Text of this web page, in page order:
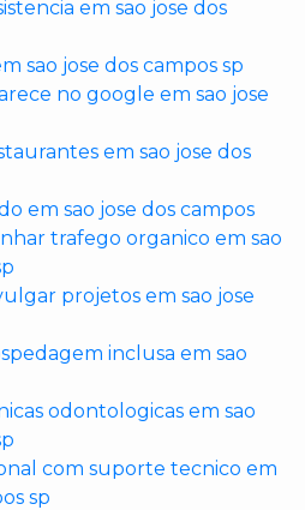
em sao jose dos
sao jose dos campos sp
no google em sao jose
em sao jose dos
em sao jose dos campos
trafego organico em sao
projetos em sao jose
inclusa em sao
odontologicas em sao
com suporte tecnico em
sp